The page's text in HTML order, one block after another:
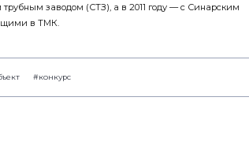
трубным заводом (СТЗ), а в 2011 году — с Синарским
в ТМК.
#конкурс